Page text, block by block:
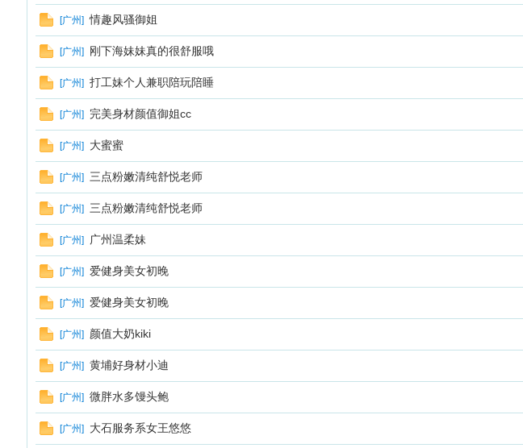
[广州] 情趣风骚御姐
[广州] 刚下海妹妹真的很舒服哦
[广州] 打工妹个人兼职陪玩陪睡
[广州] 完美身材颜值御姐cc
[广州] 大蜜蜜
[广州] 三点粉嫩清纯舒悦老师
[广州] 三点粉嫩清纯舒悦老师
[广州] 广州温柔妹
[广州] 爱健身美女初晚
[广州] 爱健身美女初晚
[广州] 颜值大奶kiki
[广州] 黄埔好身材小迪
[广州] 微胖水多馒头鲍
[广州] 大石服务系女王悠悠